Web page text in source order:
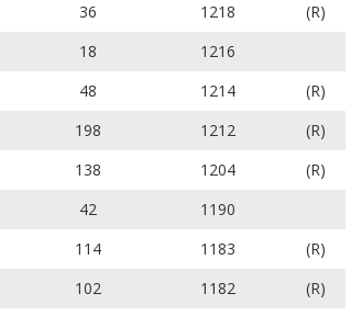
36 1218
(R)
18
1216
48 1214
(R)
198 1212
(R)
138 1204
(R)
42
1190
114 1183
(R)
102 1182
(R)